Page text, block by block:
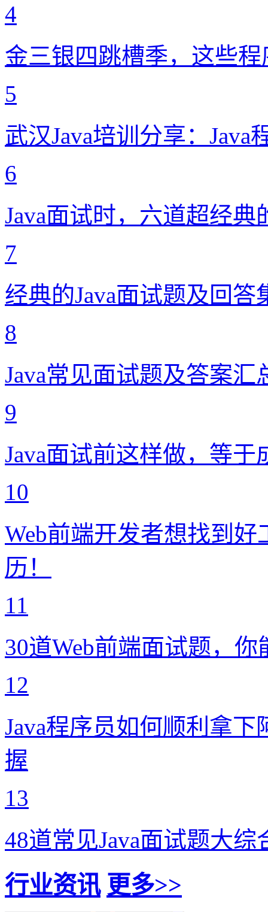
4
金三银四跳槽季，这些
5
武汉Java培训分享：
6
Java面试时，六道超经典
7
经典的Java面试题及回答
8
Java常见面试题及答案汇
9
Java面试前这样做，等于
10
Web前端开发者想找到
历！
11
30道Web前端面试题，
12
Java程序员如何顺利拿
握
13
48道常见Java面试题大
行业资讯 更多>>